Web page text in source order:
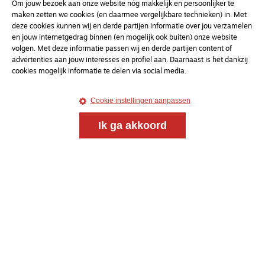
MagazineOnderweg
Onderweg is een platform voor ontmoeting, vorming
en gesprek voor christenen onderweg, in het bijzonder
Om jouw bezoek aan onze website nóg makkelijk en persoonlijker te
maken zetten we cookies (en daarmee vergelijkbare technieken) in. Met
deze cookies kunnen wij en derde partijen informatie over jou verzamelen
en jouw internetgedrag binnen (en mogelijk ook buiten) onze website
volgen. Met deze informatie passen wij en derde partijen content of
advertenties aan jouw interesses en profiel aan. Daarnaast is het dankzij
cookies mogelijk informatie te delen via social media.
Cookie instellingen aanpassen
Ik ga akkoord